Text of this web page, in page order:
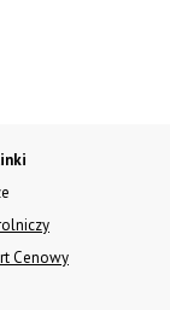
Cenowy